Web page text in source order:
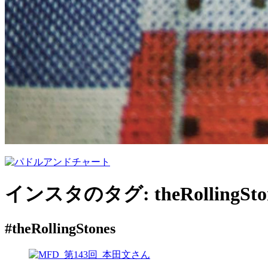
インスタのタグ:
#theRollingStones